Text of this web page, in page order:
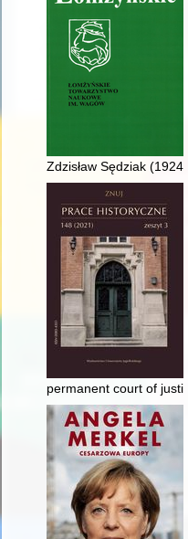
Zdzisław Sędziak (1924-
permanent court of